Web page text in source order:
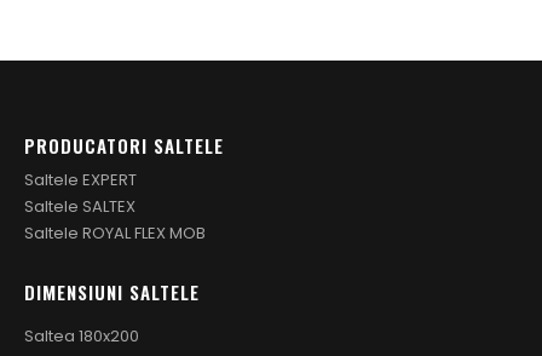
PRODUCATORI SALTELE
Saltele EXPERT
Saltele SALTEX
Saltele ROYAL FLEX MOB
DIMENSIUNI SALTELE
Saltea 180x200